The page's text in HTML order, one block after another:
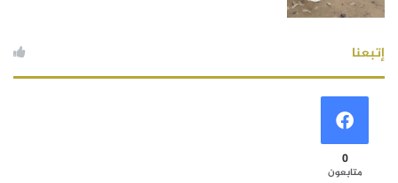
إتبعنا
0
متابعون